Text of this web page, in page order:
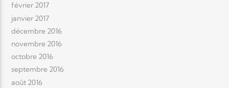
février 2017
janvier 2017
décembre 2016
novembre 2016
octobre 2016
septembre 2016
août 2016